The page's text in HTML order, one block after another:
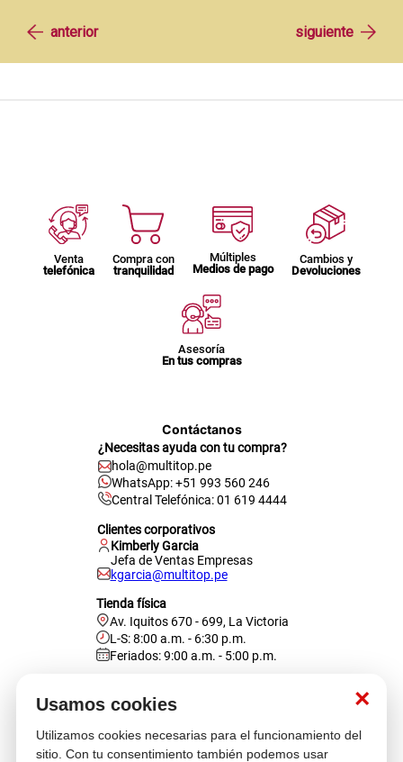
×
Usamos cookies
Utilizamos cookies necesarias para el funcionamiento del
sitio. Con tu consentimiento también podemos usar
Venta
telefónica
Compra con
tranquilidad
Múltiples
Medios de pago
Cambios y
Devoluciones
Asesoría
En tus compras
Contáctanos
¿Necesitas ayuda con tu compra?
hola@multitop.pe
WhatsApp: +51 993 560 246
Central Telefónica: 01 619 4444
Clientes corporativos
Kimberly Garcia
Jefa de Ventas Empresas
kgarcia@multitop.pe
Tienda física
Av. Iquitos 670 - 699, La Victoria
L-S: 8:00 a.m. - 6:30 p.m.
Feriados: 9:00 a.m. - 5:00 p.m.
Atención al cliente